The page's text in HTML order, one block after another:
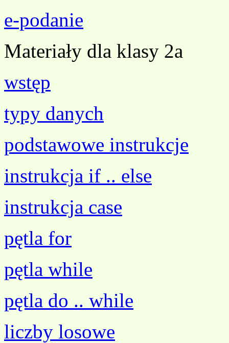
e-podanie
Materiały dla klasy 2a
wstęp
typy danych
podstawowe instrukcje
instrukcja if .. else
instrukcja case
pętla for
pętla while
pętla do .. while
liczby losowe